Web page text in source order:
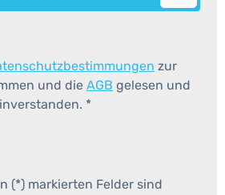
zur
und die AGB gelesen und
*
(*) markierten Felder sind